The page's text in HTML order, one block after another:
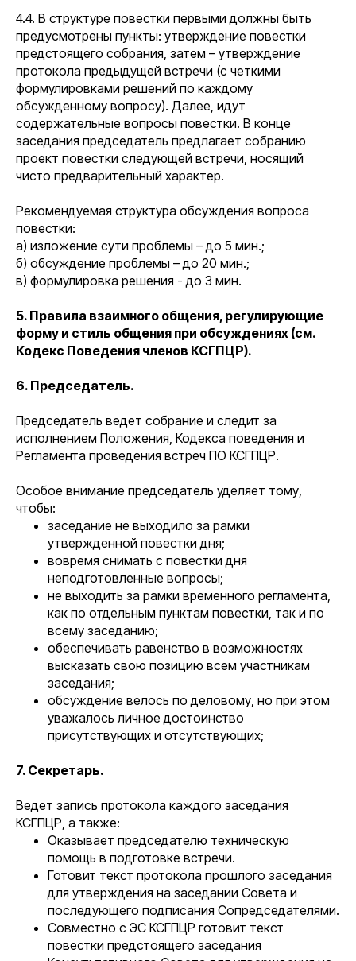
4.4. В структуре повестки первыми должны быть
предусмотрены пункты: утверждение повестки
предстоящего собрания, затем – утверждение
протокола предыдущей встречи (с четкими
формулировками решений по каждому
обсужденному вопросу). Далее, идут
содержательные вопросы повестки. В конце
заседания председатель предлагает собранию
проект повестки следующей встречи, носящий
чисто предварительный характер.
Рекомендуемая структура обсуждения вопроса
повестки:
а) изложение сути проблемы – до 5 мин.;
б) обсуждение проблемы – до 20 мин.;
в) формулировка решения - до 3 мин.
5. Правила взаимного общения, регулирующие
форму и стиль общения при обсуждениях (см.
Кодекс Поведения членов КСГПЦР).
6. Председатель.
Председатель ведет собрание и следит за
исполнением Положения, Кодекса поведения и
Регламента проведения встреч ПО КСГПЦР.
Особое внимание председатель уделяет тому,
чтобы:
заседание не выходило за рамки
утвержденной повестки дня;
вовремя снимать с повестки дня
неподготовленные вопросы;
не выходить за рамки временного регламента,
как по отдельным пунктам повестки, так и по
всему заседанию;
обеспечивать равенство в возможностях
высказать свою позицию всем участникам
заседания;
обсуждение велось по деловому, но при этом
уважалось личное достоинство
присутствующих и отсутствующих;
7. Секретарь.
Ведет запись протокола каждого заседания
КСГПЦР, а также:
Оказывает председателю техническую
помощь в подготовке встречи.
Готовит текст протокола прошлого заседания
для утверждения на заседании Совета и
последующего подписания Сопредседателями.
Совместно с ЭС КСГПЦР готовит текст
повестки предстоящего заседания